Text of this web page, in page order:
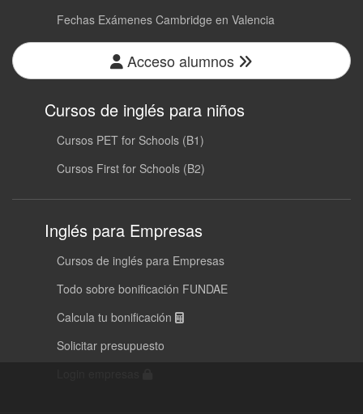
Fechas Exámenes Cambridge en Valencia
Acceso alumnos
Cursos de inglés para niños
Cursos PET for Schools (B1)
Cursos First for Schools (B2)
Inglés para Empresas
Cursos de inglés para Empresas
Todo sobre bonificación FUNDAE
Calcula tu bonificación
Solicitar presupuesto